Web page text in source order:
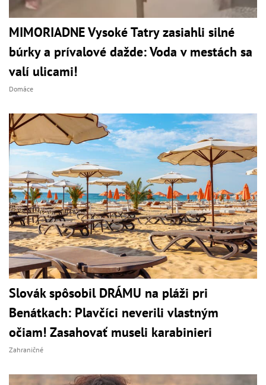
MIMORIADNE Vysoké Tatry zasiahli silné
búrky a prívalové dažde: Voda v mestách sa
valí ulicami!
Domáce
Slovák spôsobil DRÁMU na pláži pri
Benátkach: Plavčíci neverili vlastným
očiam! Zasahovať museli karabinieri
Zahraničné